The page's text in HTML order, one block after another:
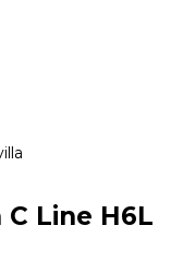
Line H6L